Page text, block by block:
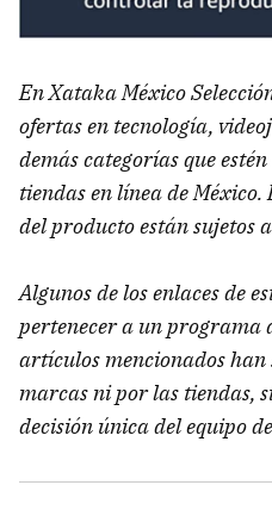
En Xataka México
ofertas en tecnología,
demás categorías que
tiendas en línea de
del producto están sujetos
Algunos de los enlaces de
pertenecer a un programa
artículos mencionados
marcas ni por las tiendas,
decisión única del equipo